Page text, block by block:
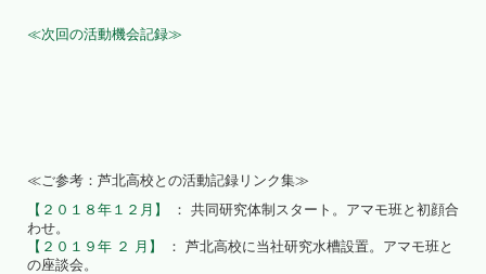
≪次回の活動機会記録≫
≪ご参考：芦北高校との活動記録リンク集≫
【２０１８年１２月】
： 共同研究体制スタート。アマモ班と初顔合
わせ。
【２０１９年 ２ 月】
： 芦北高校に当社研究水槽設置。アマモ班と
の座談会。